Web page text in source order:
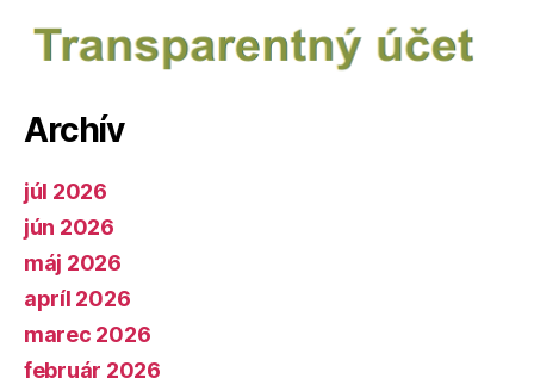
Archív
júl 2026
jún 2026
máj 2026
apríl 2026
marec 2026
február 2026